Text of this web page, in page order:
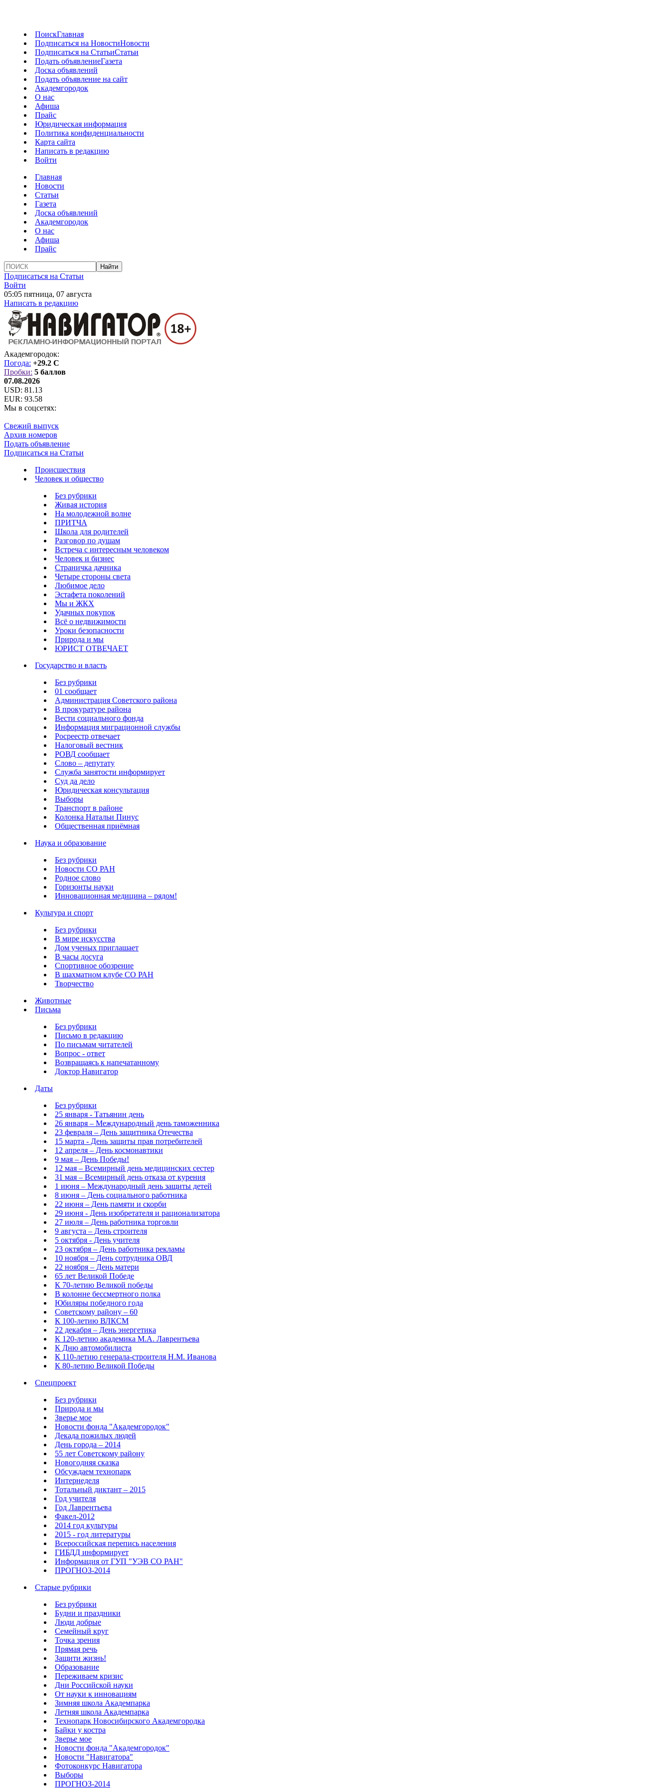
ПоискГлавная
Подписаться на НовостиНовости
Подписаться на СтатьиСтатьи
Подать объявлениеГазета
Доска объявлений
Подать объявление на сайт
Академгородок
О нас
Афиша
Прайс
Юридическая информация
Политика конфиденциальности
Карта сайта
Написать в редакцию
Войти
Главная
Новости
Статьи
Газета
Доска объявлений
Академгородок
О нас
Афиша
Прайс
Подписаться на Статьи
Войти
05:05 пятница, 07 августа
Написать в редакцию
Академгородок:
Погода: +29.2 C
Пробки: 5 баллов
07.08.2026
USD: 81.13
EUR: 93.58
Мы в соцсетях:
Свежий выпуск
Архив номеров
Подать объявление
Подписаться на Статьи
Происшествия
Человек и общество
Без рубрики
Живая история
На молодежной волне
ПРИТЧА
Школа для родителей
Разговор по душам
Встреча с интересным человеком
Человек и бизнес
Страничка дачника
Четыре стороны света
Любимое дело
Эстафета поколений
Мы и ЖКХ
Удачных покупок
Всё о недвижимости
Уроки безопасности
Природа и мы
ЮРИСТ ОТВЕЧАЕТ
Государство и власть
Без рубрики
01 сообщает
Администрация Советского района
В прокуратуре района
Вести социального фонда
Информация миграционной службы
Росреестр отвечает
Налоговый вестник
РОВД сообщает
Слово – депутату
Служба занятости информирует
Суд да дело
Юридическая консультация
Выборы
Транспорт в районе
Колонка Натальи Пинус
Общественная приёмная
Наука и образование
Без рубрики
Новости СО РАН
Родное слово
Горизонты науки
Инновационная медицина – рядом!
Культура и спорт
Без рубрики
В мире искусства
Дом ученых приглашает
В часы досуга
Спортивное обозрение
В шахматном клубе СО РАН
Творчество
Животные
Письма
Без рубрики
Письмо в редакцию
По письмам читателей
Вопрос - ответ
Возвращаясь к напечатанному
Доктор Навигатор
Даты
Без рубрики
25 января - Татьянин день
26 января – Международный день таможенника
23 февраля – День защитника Отечества
15 марта - День защиты прав потребителей
12 апреля – День космонавтики
9 мая – День Победы!
12 мая – Всемирный день медицинских сестер
31 мая – Всемирный день отказа от курения
1 июня – Международный день защиты детей
8 июня – День социального работника
22 июня – День памяти и скорби
29 июня - День изобретателя и рационализатора
27 июля – День работника торговли
9 августа – День строителя
5 октября - День учителя
23 октября – День работника рекламы
10 ноября – День сотрудника ОВД
22 ноября – День матери
65 лет Великой Победе
К 70-летию Великой победы
В колонне бессмертного полка
Юбиляры победного года
Советскому району – 60
К 100-летию ВЛКСМ
22 декабря – День энергетика
К 120-летию академика М.А. Лаврентьева
К Дню автомобилиста
К 110-летию генерала-строителя Н.М. Иванова
К 80-летию Великой Победы
Спецпроект
Без рубрики
Природа и мы
Зверье мое
Новости фонда "Академгородок"
Декада пожилых людей
День города – 2014
55 лет Советскому району
Новогодняя сказка
Обсуждаем технопарк
Интернеделя
Тотальный диктант – 2015
Год учителя
Год Лаврентьева
Факел-2012
2014 год культуры
2015 - год литературы
Всероссийская перепись населения
ГИБДД информирует
Информация от ГУП "УЭВ СО РАН"
ПРОГНОЗ-2014
Старые рубрики
Без рубрики
Будни и праздники
Люди добрые
Семейный круг
Точка зрения
Прямая речь
Защити жизнь!
Образование
Переживаем кризис
Дни Российской науки
От науки к инновациям
Зимняя школа Академпарка
Летняя школа Академпарка
Технопарк Новосибирского Академгородка
Байки у костра
Зверье мое
Новости фонда "Академгородок"
Новости "Навигатора"
Фотоконкурс Навигатора
Выборы
ПРОГНОЗ-2014